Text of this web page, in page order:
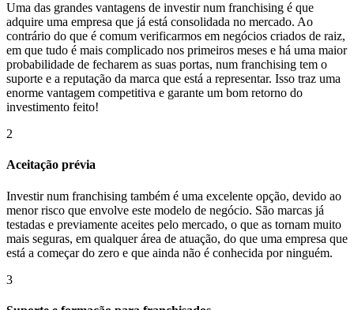
Uma das grandes vantagens de investir num franchising é que
adquire uma empresa que já está consolidada no mercado. Ao
contrário do que é comum verificarmos em negócios criados de raiz,
em que tudo é mais complicado nos primeiros meses e há uma maior
probabilidade de fecharem as suas portas, num franchising tem o
suporte e a reputação da marca que está a representar. Isso traz uma
enorme vantagem competitiva e garante um bom retorno do
investimento feito!
2
Aceitação prévia
Investir num franchising também é uma excelente opção, devido ao
menor risco que envolve este modelo de negócio. São marcas já
testadas e previamente aceites pelo mercado, o que as tornam muito
mais seguras, em qualquer área de atuação, do que uma empresa que
está a começar do zero e que ainda não é conhecida por ninguém.
3